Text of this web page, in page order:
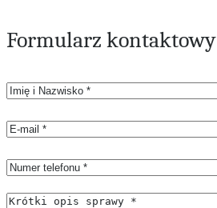
Formularz kontaktowy